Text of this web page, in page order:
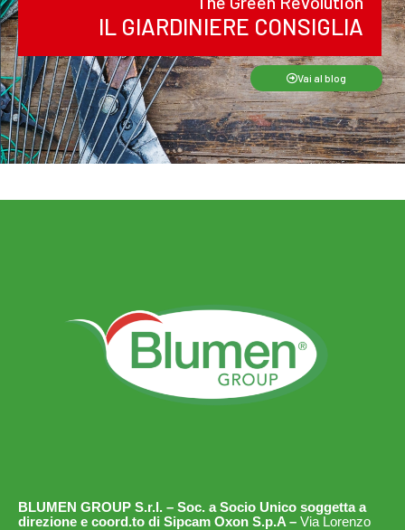
IL GIARDINIERE CONSIGLIA
Vai al blog
BLUMEN GROUP S.r.l. – Soc. a Socio Unico soggetta a
direzione e coord.to di Sipcam Oxon S.p.A – Via Lorenzo